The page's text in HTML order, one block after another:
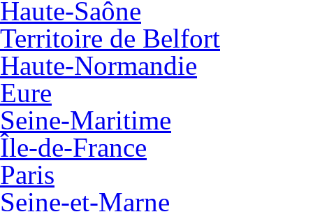
Haute-Saône
Territoire de Belfort
Haute-Normandie
Eure
Seine-Maritime
Île-de-France
Paris
Seine-et-Marne